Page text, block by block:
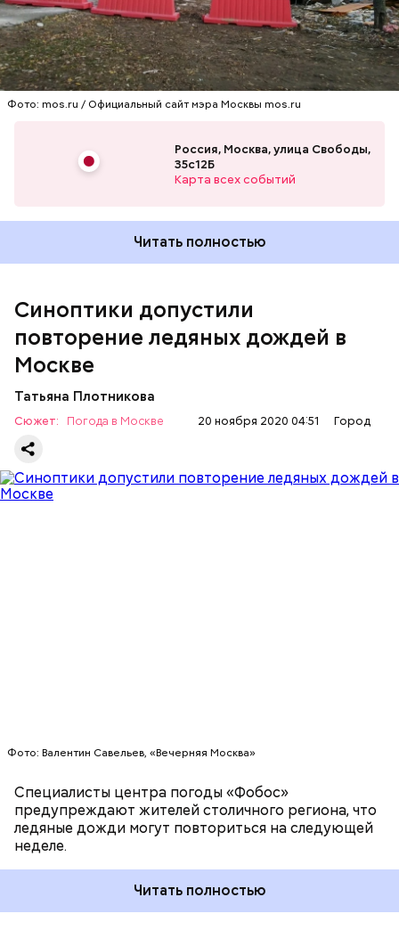
Фото: mos.ru / Официальный сайт мэра Москвы mos.ru
Россия, Москва, улица Свободы,
35с12Б
Карта всех событий
Читать полностью
Синоптики допустили
повторение ледяных дождей в
Москве
Татьяна Плотникова
Сюжет: Погода в Москве 20 ноября 2020 04:51 Город
Фото: Валентин Савельев, «Вечерняя Москва»
Специалисты центра погоды «Фобос»
предупреждают жителей столичного региона, что
ледяные дожди могут повториться на следующей
неделе.
Как поясняют эксперты, в ближайшие дни по
территории Русской равнины будет смещаться
Однако с воскресенья, 22 ноября, в регион станет
а значит, опять возникнет вероятность ледяных
Читать полностью